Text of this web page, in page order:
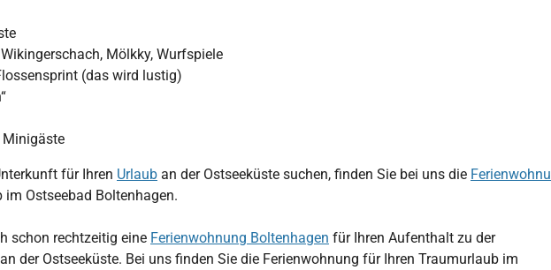
Mölkky, Wurfspiele
(das wird lustig)
Minigäste
für Ihren Urlaub an der Ostseeküste suchen, finden Sie bei uns die
Ostseebad Boltenhagen.
schon rechtzeitig eine Ferienwohnung Boltenhagen für Ihren Aufenthalt zu der
der Ostseeküste. Bei uns finden Sie die Ferienwohnung für Ihren Traumurlaub im